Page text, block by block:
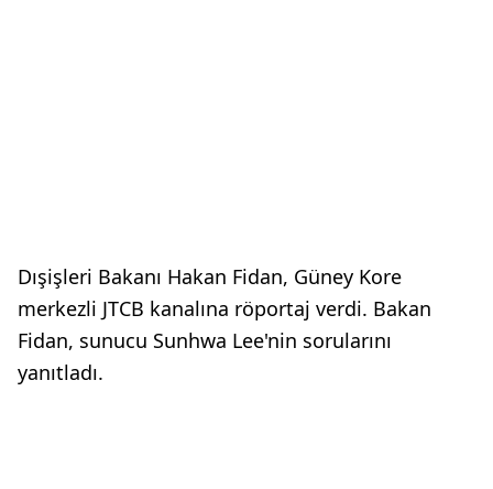
Dışişleri Bakanı Hakan Fidan, Güney Kore
merkezli JTCB kanalına röportaj verdi. Bakan
Fidan, sunucu Sunhwa Lee'nin sorularını
yanıtladı.